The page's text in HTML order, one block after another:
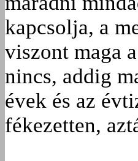
kapcsolja, a
viszont maga
nincs, addig
évek és az
fékezetten,